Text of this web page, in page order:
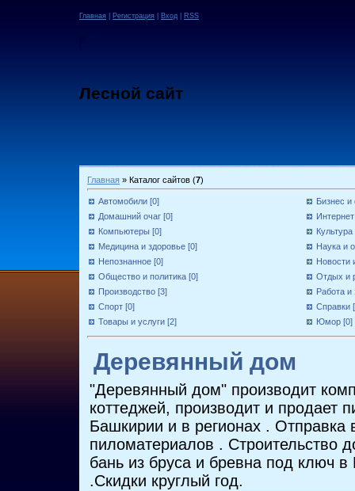
Главная Регистрация Вход RSS
Лесной сайт
Главная » Каталог сайтов (7)
Автомобили [0]
Бизнес
Домашний очаг [0]
Интернет
Компьютеры [0]
Медицина и здоровье [0]
Наука и
Непознанное [0]
Общество и политика [0]
Отдых и
Производство [3]
Работа и
Спорт [0] Справки
Товары и услуги [2] Юмор [0]
Деревянный дом
"Деревянный дом" производит
коттеджей, производит и продает
Башкирии и в регионах . Отправка
пиломатериалов . Строительство
бань из бруса и бревна под ключ
.Скидки круглый год.